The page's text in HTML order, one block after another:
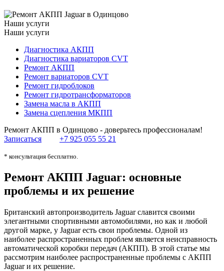
Наши услуги
Наши услуги
Диагностика АКПП
Диагностика вариаторов CVT
Ремонт АКПП
Ремонт вариаторов CVT
Ремонт гидроблоков
Ремонт гидротрансформаторов
Замена масла в АКПП
Замена сцепления МКПП
Ремонт АКПП в Одинцово - доверьтесь профессионалам!
Записаться
+7 925 055 55 21
* консультация бесплатно.
Ремонт АКПП Jaguar: основные
проблемы и их решение
Британский автопроизводитель Jaguar славится своими
элегантными спортивными автомобилями, но как и любой
другой марке, у Jaguar есть свои проблемы. Одной из
наиболее распространенных проблем является неисправность
автоматической коробки передач (АКПП). В этой статье мы
рассмотрим наиболее распространенные проблемы с АКПП
Jaguar и их решение.